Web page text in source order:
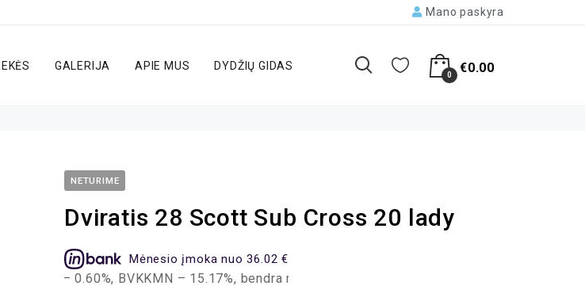
Mano paskyra
GALERIJA APIE MUS DYDŽIŲ GIDAS
0 €0.00
NETURIME
Dviratis 28 Scott Sub Cross 20 lady
Mėnesio įmoka nuo 36.02 €
BVKKMN – 15.17%, bendra mokėtina suma – 864.25 EUR, mėnesio įmoka – 36.02 EUR.